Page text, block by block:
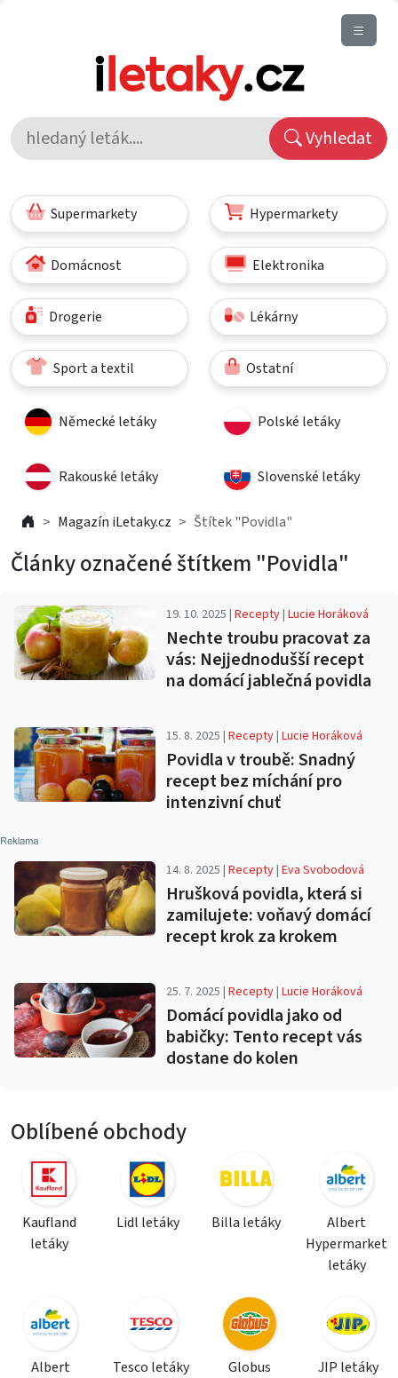
Vyhledat
Supermarkety Hypermarkety
Domácnost Elektronika
Drogerie Lékárny
Sport a textil Ostatní
Německé letáky Polské letáky
Rakouské letáky Slovenské letáky
Magazín iLetaky.cz Štítek "Povidla"
Články označené štítkem "Povidla"
19. 10. 2025 |Recepty|Lucie Horáková
Nechte troubu pracovat za
vás: Nejjednodušší recept
na domácí jablečná povidla
15. 8. 2025 |Recepty|Lucie Horáková
Povidla v troubě: Snadný
recept bez míchání pro
intenzivní chuť
14. 8. 2025 |Recepty|Eva Svobodová
Hrušková povidla, která si
zamilujete: voňavý domácí
recept krok za krokem
25. 7. 2025 |Recepty|Lucie Horáková
Domácí povidla jako od
babičky: Tento recept vás
dostane do kolen
Oblíbené obchody
Kaufland
letáky
Lidl letáky Billa letáky
Albert
Hypermarket
letáky
Albert
Tesco letáky
Globus
JIP letáky